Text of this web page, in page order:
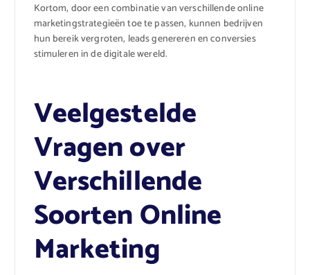
Kortom, door een combinatie van verschillende online
marketingstrategieën toe te passen, kunnen bedrijven
hun bereik vergroten, leads genereren en conversies
stimuleren in de digitale wereld.
Veelgestelde
Vragen over
Verschillende
Soorten Online
Marketing